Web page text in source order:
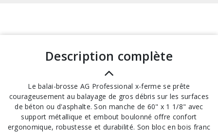
description complète
Le balai-brosse AG Professional x-ferme se prête
courageusement au balayage de gros débris sur les surfaces
de béton ou d'asphalte. Son manche de 60" x 1 1/8" avec
support métallique et embout boulonné offre confort
ergonomique, robustesse et durabilité. Son bloc en bois franc